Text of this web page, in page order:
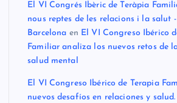
El VI Congrés Ibèric de Teràpia
nous reptes de les relacions i la salut
Barcelona en El VI Congreso Ibérico
Familiar analiza los nuevos retos de
salud mental
El VI Congreso Ibérico de Terapia
nuevos desafíos en relaciones y salud.